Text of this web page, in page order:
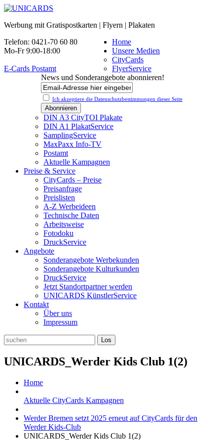
Werbung mit Gratispostkarten | Flyern | Plakaten
Telefon: 0421-70 60 80
Mo-Fr 9:00-18:00
E-Cards Postamt
News und Sonderangebote abonnieren!
Ich akzeptiere die Datenschutz­bestimmungen dieser Seite
Home
Unsere Medien
CityCards
FlyerService
DIN A3 CityTOI Plakate
DIN A1 PlakatService
SamplingService
MaxPaxx Info-TV
Postamt
Aktuelle Kampagnen
Preise & Service
CityCards – Preise
Preisanfrage
Preislisten
A-Z Werbeideen
Technische Daten
Arbeitsweise
Fotodoku
DruckService
Angebote
Sonderangebote Werbekunden
Sonderangebote Kulturkunden
DruckService
Jetzt Standortpartner werden
UNICARDS KünstlerService
Kontakt
Über uns
Impressum
UNICARDS_Werder Kids Club 1(2)
Home
Aktuelle CityCards Kampagnen
Werder Bremen setzt 2025 erneut auf CityCards für den
Werder Kids-Club
UNICARDS_Werder Kids Club 1(2)